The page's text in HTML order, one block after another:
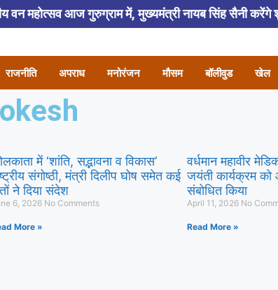
वन महोत्सव आज गुरुग्राम में, मुख्यमंत्री नायब सिंह सैनी करेंगे
लेते हुए कोसली में रंगे हाथों दबोचा गया पटवारी पुनीत कुमार
राजनीति अपराध मनोरंजन मौसम बॉलीवुड खेल
में ‘शांति, सद्भावना व विकास’
संगोष्ठी, मंत्री दिलीप घोष समेत कई
ने दिया संदेश
6, 2026 No Comments
More »
वर्धमान महावीर
जयंती कार्यक्रम
संबोधित किया
April 11, 2026 No
Read More »